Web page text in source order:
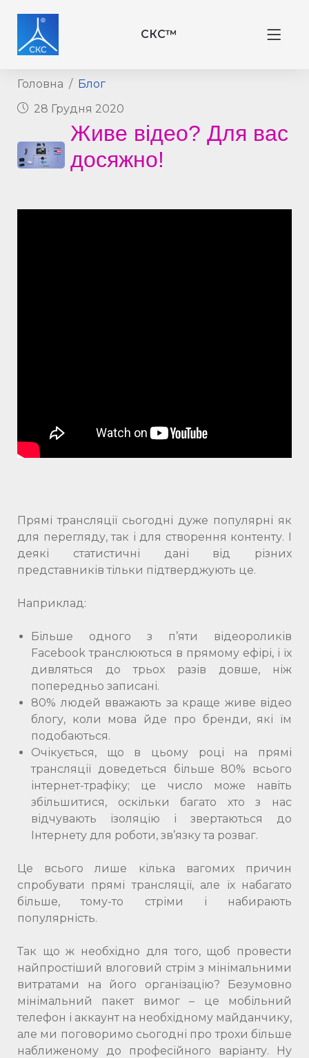
СКС™
Головна
Блог
28 Грудня 2020
Живе відео? Для вас
досяжно!
Прямі трансляції сьогодні дуже популярні як
для перегляду, так і для створення контенту. І
деякі статистичні дані від різних
представників тільки підтверджують це.
Наприклад:
Більше одного з п’яти відеороликів
Facebook транслюються в прямому ефірі, і їх
дивляться до трьох разів довше, ніж
попередньо записані.
80% людей вважають за краще живе відео
блогу, коли мова йде про бренди, які їм
подобаються.
Очікується, що в цьому році на прямі
трансляції доведеться більше 80% всього
інтернет-трафіку; це число може навіть
збільшитися, оскільки багато хто з нас
відчувають ізоляцію і звертаються до
Інтернету для роботи, зв’язку та розваг.
Це всього лише кілька вагомих причин
спробувати прямі трансляції, але їх набагато
більше, тому-то стріми і набирають
популярність.
Так що ж необхідно для того, щоб провести
найпростіший влоговий стрім з мінімальними
витратами на його організацію? Безумовно
мінімальний пакет вимог – це мобільний
телефон і аккаунт на необхідному майданчику,
але ми поговоримо сьогодні про трохи більше
наближеному до професійного варіанту. Ну